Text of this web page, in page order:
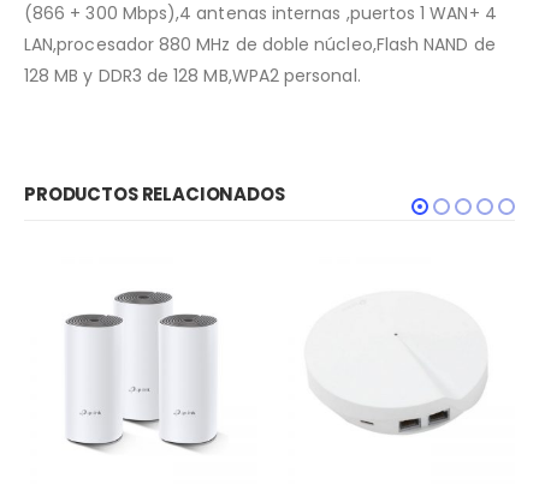
(866 + 300 Mbps),4 antenas internas ,puertos 1 WAN+ 4
LAN,procesador 880 MHz de doble núcleo,Flash NAND de
128 MB y DDR3 de 128 MB,WPA2 personal.
PRODUCTOS RELACIONADOS